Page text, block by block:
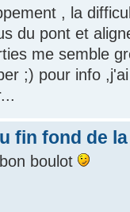
, la
du pont et
me semble
;) pour info
fin fond de
boulot